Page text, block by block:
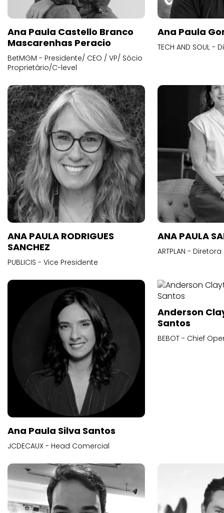
Ana Paula Castello Branco
Mascarenhas Peracio
BetMGM - Presidente/ CEO / VP/ Sócio
Proprietário/C-level
Ana Paula
TECH AND SOUL
ANA PAULA RODRIGUES
SANCHEZ
PUBLICIS - Vice Presidente
ANA PAULA
ARTPLAN -
Ana Paula Silva Santos
JCDECAUX - Head Comercial
Anderson
Santos
BEBOT - Chief